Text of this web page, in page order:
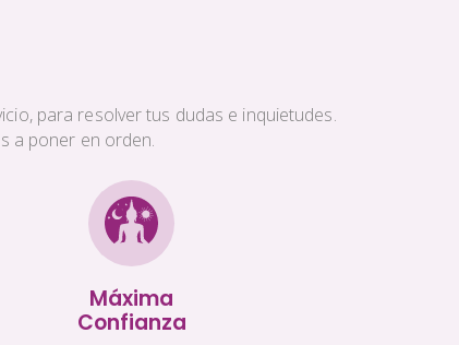
para resolver tus dudas e inquietudes.
a poner en orden.
Máxima
Confianza